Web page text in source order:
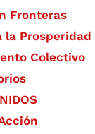
Fronteras
la Prosperidad
Colectivo